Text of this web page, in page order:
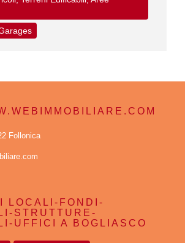
Follonica
LOCALI-FONDI-
STRUTTURE-
UFFICI A BOGLIASCO